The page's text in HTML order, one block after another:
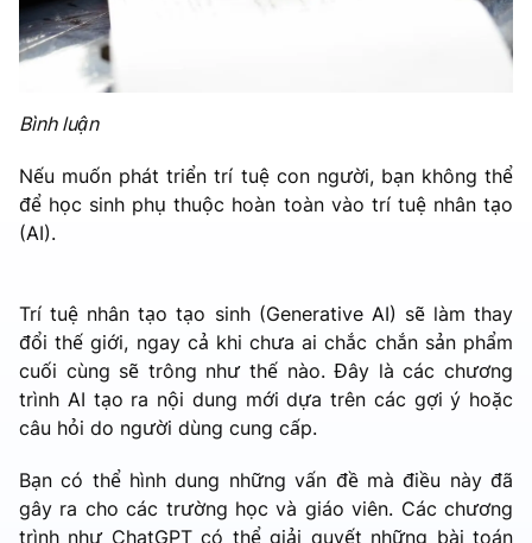
Bình luận
Nếu muốn phát triển trí tuệ con người, bạn không thể
để học sinh phụ thuộc hoàn toàn vào trí tuệ nhân tạo
(AI).
Trí tuệ nhân tạo tạo sinh (Generative AI) sẽ làm thay
đổi thế giới, ngay cả khi chưa ai chắc chắn sản phẩm
cuối cùng sẽ trông như thế nào. Đây là các chương
trình AI tạo ra nội dung mới dựa trên các gợi ý hoặc
câu hỏi do người dùng cung cấp.
Bạn có thể hình dung những vấn đề mà điều này đã
gây ra cho các trường học và giáo viên. Các chương
trình như ChatGPT có thể giải quyết những bài toán